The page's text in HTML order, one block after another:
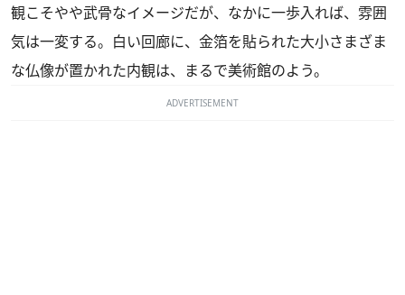
観こそやや武骨なイメージだが、なかに一歩入れば、雰囲
気は一変する。白い回廊に、金箔を貼られた大小さまざま
な仏像が置かれた内観は、まるで美術館のよう。
ADVERTISEMENT